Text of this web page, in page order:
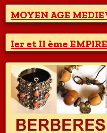
MOYEN AGE
Ier et II ème EMPIRE